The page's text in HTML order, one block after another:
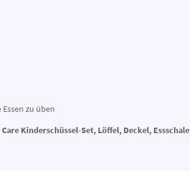
zu üben
Kinderschüssel-Set, Löffel, Deckel, Essschale